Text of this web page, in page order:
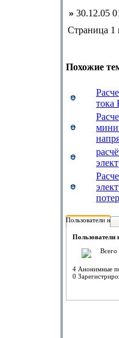
» 30.12.05
Страница 1
Похожие
тока
Пользователи на
Всего
4 Анонимные
0